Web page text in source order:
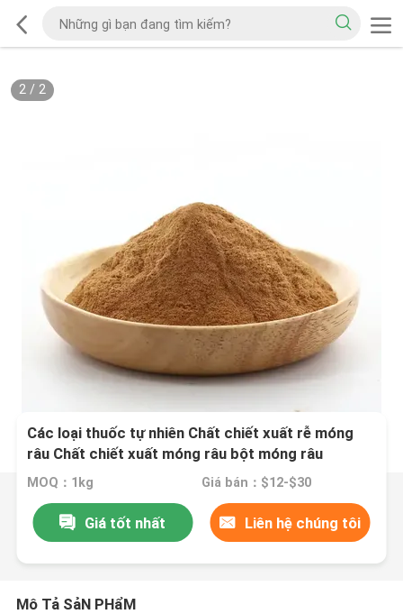
2/ 2
Các loại thuốc tự nhiên Chất chiết xuất rễ móng
râu Chất chiết xuất móng râu bột móng râu
MOQ：1kg Giá bán：$12-$30
Giá tốt nhất Liên hệ chúng tôi
Mô Tả SảN PHẩM